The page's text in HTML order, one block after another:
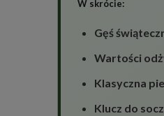
W skrócie:
Gęś
Wartości
Klasyczna
Klucz do